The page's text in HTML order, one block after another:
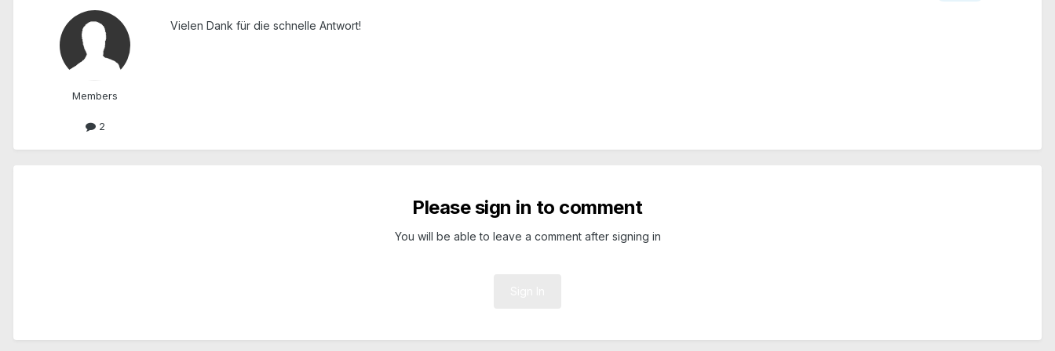
Members
2
Vielen Dank für die schnelle Antwort!
Please sign in to comment
You will be able to leave a comment after signing in